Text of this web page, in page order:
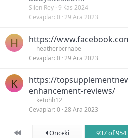
Silen Rey 9 Kas 2024
Cevaplar 0 29 Ara 2023
H https://
heatherbernabe
Cevaplar 0 29 Ara 2023
K
https://
enhancement-reviews/
ketohh12
Cevaplar 0 28 Ara 2023
First Önceki 937 of 954